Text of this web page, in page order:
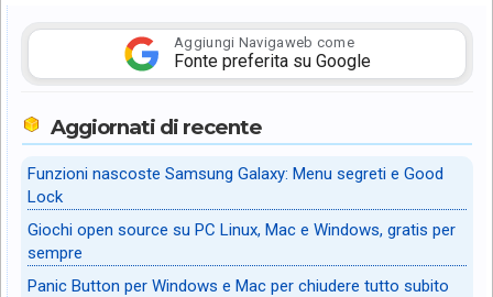
Aggiungi Navigaweb come
Fonte preferita su Google
Aggiornati di recente
Funzioni nascoste Samsung Galaxy: Menu segreti e Good
Lock
Giochi open source su PC Linux, Mac e Windows, gratis per
sempre
Panic Button per Windows e Mac per chiudere tutto subito